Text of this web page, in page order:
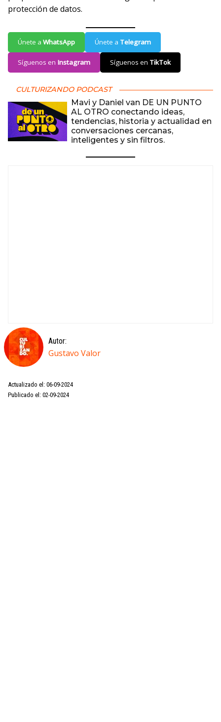
protección de datos.
Únete a WhatsApp Únete a Telegram
Síguenos en Instagram Síguenos en TikTok
CULTURIZANDO PODCAST
Mavi y Daniel van DE UN PUNTO
AL OTRO conectando ideas,
tendencias, historia y actualidad en
conversaciones cercanas,
inteligentes y sin filtros.
Autor:
Gustavo Valor
Actualizado el: 06-09-2024
Publicado el: 02-09-2024